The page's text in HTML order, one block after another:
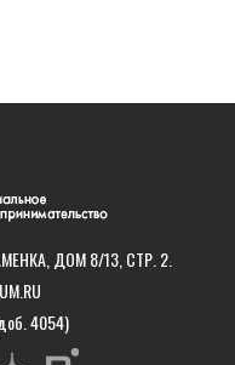
ДОМ 8/13, СТР. 2.
4054)